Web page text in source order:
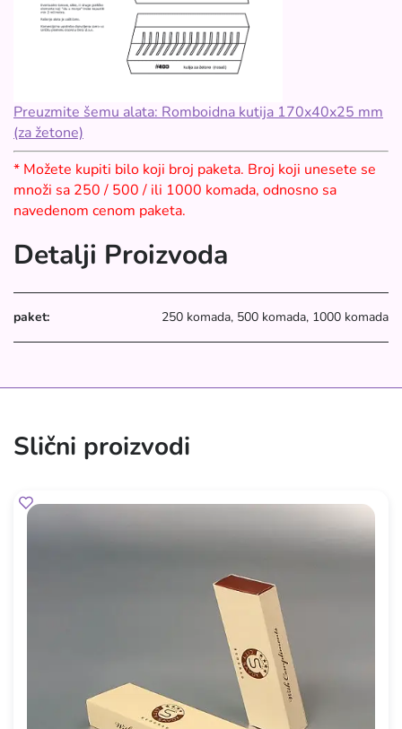
Preuzmite šemu alata: Romboidna kutija 170x40x25 mm
(za žetone)
* Možete kupiti bilo koji broj paketa. Broj koji unesete se
množi sa 250 / 500 / ili 1000 komada, odnosno sa
navedenom cenom paketa.
Detalji Proizvoda
paket: 250 komada, 500 komada, 1000 komada
Slični proizvodi